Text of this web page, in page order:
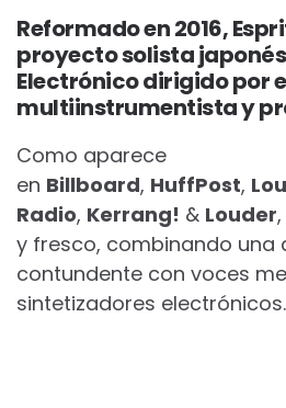
Reformado en 2016,
proyecto solista
Electrónico dirigido por
multiinstrumentista y
Como aparece
en Billboard, HuffPost,
Radio, Kerrang! & Louder
y fresco, combinando una
contundente con voces
sintetizadores electrónicos.